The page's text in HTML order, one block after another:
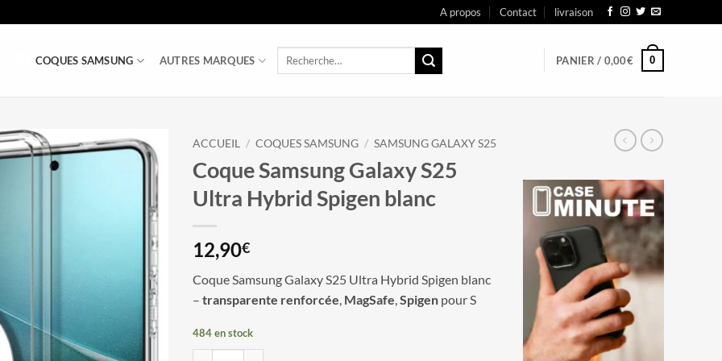
A propos Contact livraison
COQUES SAMSUNG AUTRES MARQUES
Recherche
PANIER / 0,00€ 0
ACCUEIL / COQUES SAMSUNG / SAMSUNG GALAXY S25
Coque Samsung Galaxy S25
Ultra Hybrid Spigen blanc
12,90€
Coque Samsung Galaxy S25 Ultra Hybrid Spigen blanc
– transparente renforcée MagSafe Spigen pour S
484 en stock